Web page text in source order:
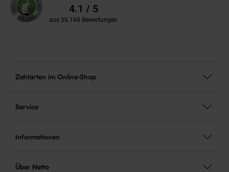
Bewertungen4.1 / 5
aus 36.168 Bewertungen
Zahlarten im Online-Shop
Service
Informationen
Über Netto